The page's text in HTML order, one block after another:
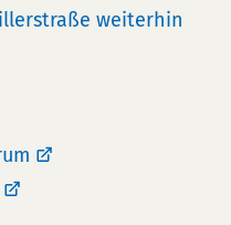
weiterhin